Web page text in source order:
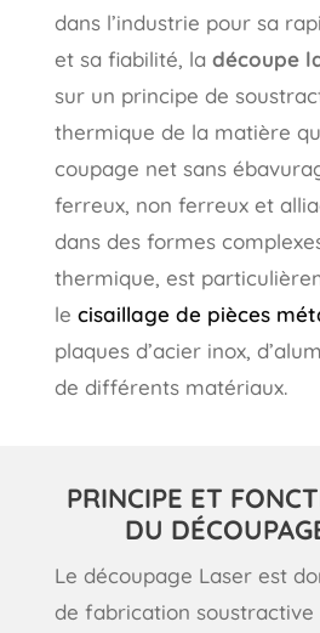
dans l’industrie pour sa
et sa fiabilité, la découpe
sur un principe de
thermique de la matière
coupage net sans
ferreux, non ferreux et
dans des formes
thermique, est
le cisaillage de pièces
plaques d’acier inox,
de différents matériaux.
PRINCIPE ET
DU
Le découpage Laser est
de fabrication